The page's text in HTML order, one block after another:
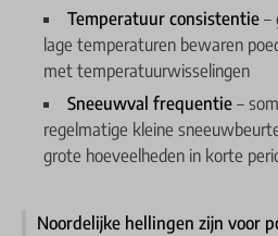
Temperatuur consistentie –
lage temperaturen bewaren
met temperatuurwisselingen
Sneeuwval frequentie –
regelmatige kleine
grote hoeveelheden in korte
Noordelijke hellingen zijn voor